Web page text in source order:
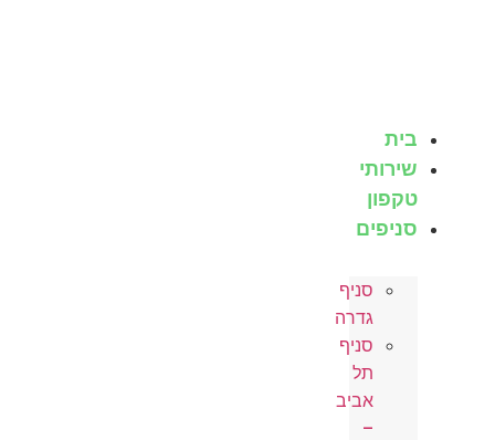
בית
שירותי
טקפון
סניפים
סניף
גדרה
סניף
תל
אביב
–